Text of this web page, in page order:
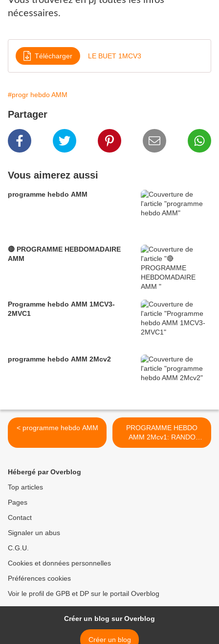
nécessaires.
Télécharger LE BUET 1MCV3
#progr hebdo AMM
Partager
Vous aimerez aussi
programme hebdo AMM
🔴 PROGRAMME HEBDOMADAIRE
AMM
Programme hebdo AMM 1MCV3-
2MVC1
programme hebdo AMM 2Mcv2
< programme hebdo AMM
PROGRAMME HEBDO
AMM 2Mcv1: RANDO
1300m >
Hébergé par Overblog
Top articles
Pages
Contact
Signaler un abus
C.G.U.
Cookies et données personnelles
Préférences cookies
Voir le profil de GPB et DP sur le portail Overblog
Créer un blog sur Overblog
Créer un blog